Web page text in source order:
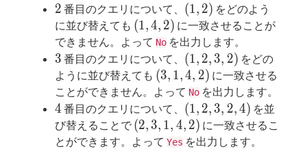
2
2 番目のクエリについて、 (1,2)
(1, 2) をどのよう
に並び替えても (1,4,2)
(1,4, 2) に一致させることが
できません。よって No を出力します。
3
3 番目のクエリについて、 (1,2,3,2)
(1, 2, 3, 2) をどの
ように並び替えても (3,1,4,2)
(3, 1, 4, 2) に一致させる
ことができません。よって No を出力します。
4
4 番目のクエリについて、 (1,2,3,2,4)
(1, 2, 3, 2,4) を並
び替えることで (2,3,1,4,2)
(2, 3, 1, 4, 2) に一致させるこ
とができます。よって Yes を出力します。